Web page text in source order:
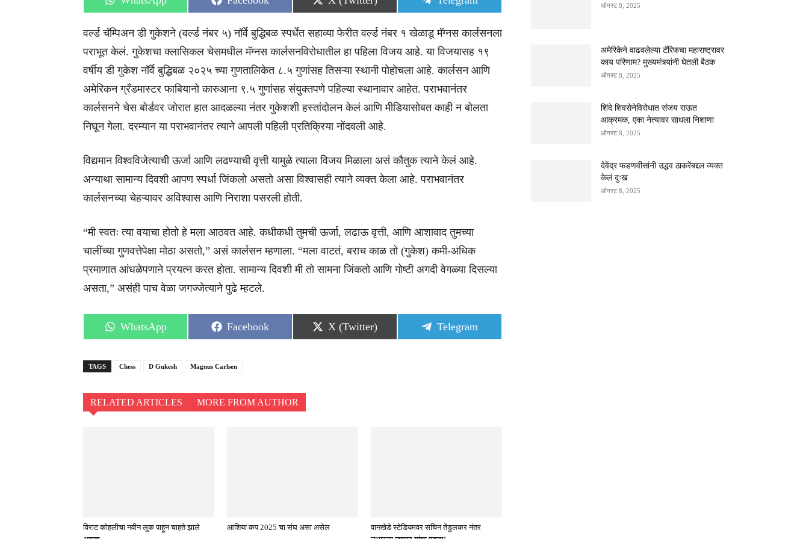
on
on
on
on
वर्ल्ड चॅम्पिअन डी गुकेशने (वर्ल्ड नंबर ५) नॉर्वे बुद्धिबळ स्पर्धेत सहाव्या फेरीत वर्ल्ड नंबर १ खेळाडू मॅग्नस कार्लसनला
पराभूत केलं. गुकेशचा क्लासिकल चेसमधील मॅग्नस कार्लसनविरोधातील हा पहिला विजय आहे. या विजयासह १९
वर्षीय डी गुकेश नॉर्वे बुद्धिबळ २०२५ च्या गुणतालिकेत ८.५ गुणांसह तिसऱ्या स्थानी पोहोचला आहे. कार्लसन आणि
अमेरिकन ग्रँडमास्टर फाबियानो कारुआना ९.५ गुणांसह संयुक्तपणे पहिल्या स्थानावार आहेत. पराभवानंतर
कार्लसनने चेस बोर्डवर जोरात हात आदळल्या नंतर गुकेशशी हस्तांदोलन केलं आणि मीडियासोबत काही न बोलता
निघून गेला. दरम्यान या पराभवानंतर त्याने आपली पहिली प्रतिक्रिया नोंदवली आहे.
विद्यमान विश्वविजेत्याची ऊर्जा आणि लढण्याची वृत्ती यामुळे त्याला विजय मिळाला असं कौतुक त्याने केलं आहे.
अन्याथा सामान्य दिवशी आपण स्पर्धा जिंकलो असतो असा विश्वासही त्याने व्यक्त केला आहे. पराभवानंतर
कार्लसनच्या चेहऱ्यावर अविश्वास आणि निराशा पसरली होती.
“मी स्वतः त्या वयाचा होतो हे मला आठवत आहे. कधीकधी तुमची ऊर्जा, लढाऊ वृत्ती, आणि आशावाद तुमच्या
चालींच्या गुणवत्तेपेक्षा मोठा असतो,” असं कार्लसन म्हणाला. “मला वाटतं, बराच काळ तो (गुकेश) कमी-अधिक
प्रमाणात आंधळेपणाने प्रयत्न करत होता. सामान्य दिवशी मी तो सामना जिंकतो आणि गोष्टी अगदी वेगळ्या दिसल्या
असता,” असंही पाच वेळा जगज्जेत्याने पुढे म्हटले.
Share
on
WhatsApp
Share
on
Facebook
Share
on
X (Twitter)
Share
on
Telegram
TAGS Chess D Gukesh Magnus Carlsen
RELATED ARTICLES MORE FROM AUTHOR
विराट कोहलीचा नवीन लुक पाहून चाहते झाले
आशिया कप 2025 चा संघ असा असेल
वानखेडे स्टेडियमवर सचिन तेंडुलकर नंतर
ऑगस्ट 8, 2025
अमेरिकेने वाढवलेल्या टॅरिफचा महाराष्ट्रावर
काय परिणाम? मुख्यमंत्र्यांनी घेतली बैठक
ऑगस्ट 8, 2025
शिंदे शिवसेनेविरोधात संजय राऊत
आक्रमक, एका नेत्यावर साधला निशाणा
ऑगस्ट 8, 2025
देवेंद्र फडणवीसांनी उद्धव ठाकरेंबद्दल व्यक्त
केलं दुःख
ऑगस्ट 8, 2025